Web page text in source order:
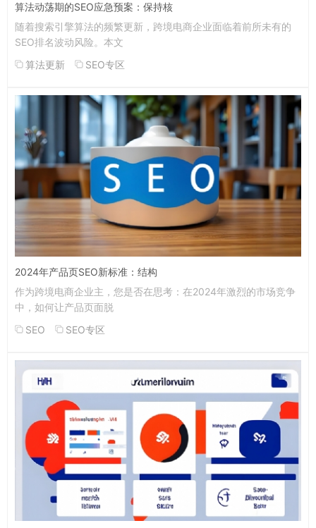
算法动荡期的SEO应急预案：保持核
随着搜索引擎算法的频繁更新，跨境电商企业面临着前所未有的
SEO排名波动风险。本文
算法更新
SEO专区
2024年产品页SEO新标准：结构
作为跨境电商企业主，您是否在思考：在2024年激烈的市场竞争
中，如何让产品页面脱
SEO
SEO专区